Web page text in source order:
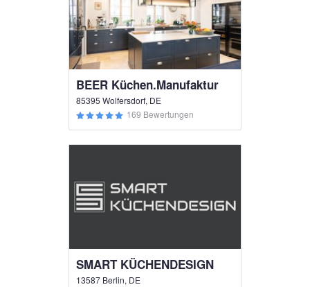
BEER Küchen.Manufaktur
85395 Wolfersdorf, DE
169 Bewertungen
SMART KÜCHENDESIGN
13587 Berlin, DE